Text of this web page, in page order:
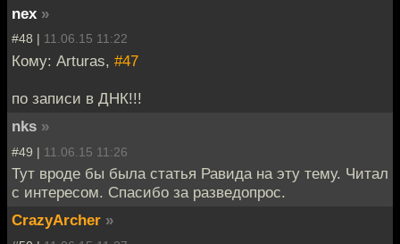
nex »
#48 | 11.06.15 11:22
Кому: Arturas, #47
по записи в ДНК!!!
nks »
#49 | 11.06.15 11:26
Тут вроде бы была статья Равида на эту тему. Читал
с интересом. Спасибо за разведопрос.
CrazyArcher »